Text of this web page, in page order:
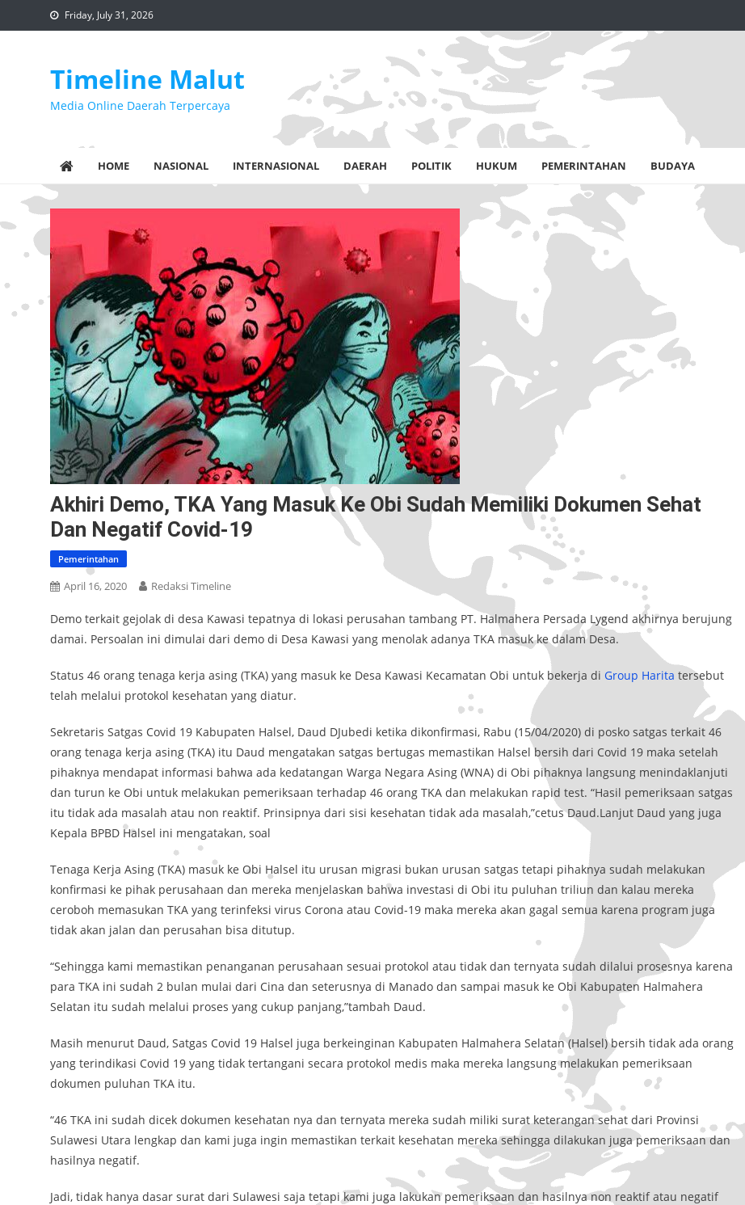
to
Friday, July 31, 2026
Timeline Malut
Media Online Daerah Terpercaya
HOME NASIONAL INTERNASIONAL DAERAH POLITIK HUKUM PEMERINTAHAN BUDAYA
Akhiri Demo, TKA Yang Masuk Ke Obi Sudah Memiliki Dokumen Sehat
Dan Negatif Covid-19
Pemerintahan
April 16, 2020 Redaksi Timeline
Demo terkait gejolak di desa Kawasi tepatnya di lokasi perusahan tambang PT. Halmahera Persada Lygend akhirnya berujung
damai. Persoalan ini dimulai dari demo di Desa Kawasi yang menolak adanya TKA masuk ke dalam Desa.
Status 46 orang tenaga kerja asing (TKA) yang masuk ke Desa Kawasi Kecamatan Obi untuk bekerja di Group Harita tersebut
telah melalui protokol kesehatan yang diatur.
Sekretaris Satgas Covid 19 Kabupaten Halsel, Daud DJubedi ketika dikonfirmasi, Rabu (15/04/2020) di posko satgas terkait 46
orang tenaga kerja asing (TKA) itu Daud mengatakan satgas bertugas memastikan Halsel bersih dari Covid 19 maka setelah
pihaknya mendapat informasi bahwa ada kedatangan Warga Negara Asing (WNA) di Obi pihaknya langsung menindaklanjuti
dan turun ke Obi untuk melakukan pemeriksaan terhadap 46 orang TKA dan melakukan rapid test. “Hasil pemeriksaan satgas
itu tidak ada masalah atau non reaktif. Prinsipnya dari sisi kesehatan tidak ada masalah,”cetus Daud.Lanjut Daud yang juga
Kepala BPBD Halsel ini mengatakan, soal
Tenaga Kerja Asing (TKA) masuk ke Obi Halsel itu urusan migrasi bukan urusan satgas tetapi pihaknya sudah melakukan
konfirmasi ke pihak perusahaan dan mereka menjelaskan bahwa investasi di Obi itu puluhan triliun dan kalau mereka
ceroboh memasukan TKA yang terinfeksi virus Corona atau Covid-19 maka mereka akan gagal semua karena program juga
tidak akan jalan dan perusahan bisa ditutup.
“Sehingga kami memastikan penanganan perusahaan sesuai protokol atau tidak dan ternyata sudah dilalui prosesnya karena
para TKA ini sudah 2 bulan mulai dari Cina dan seterusnya di Manado dan sampai masuk ke Obi Kabupaten Halmahera
Selatan itu sudah melalui proses yang cukup panjang,”tambah Daud.
Masih menurut Daud, Satgas Covid 19 Halsel juga berkeinginan Kabupaten Halmahera Selatan (Halsel) bersih tidak ada orang
yang terindikasi Covid 19 yang tidak tertangani secara protokol medis maka mereka langsung melakukan pemeriksaan
dokumen puluhan TKA itu.
“46 TKA ini sudah dicek dokumen kesehatan nya dan ternyata mereka sudah miliki surat keterangan sehat dari Provinsi
Sulawesi Utara lengkap dan kami juga ingin memastikan terkait kesehatan mereka sehingga dilakukan juga pemeriksaan dan
hasilnya negatif.
Jadi, tidak hanya dasar surat dari Sulawesi saja tetapi kami juga lakukan pemeriksaan dan hasilnya non reaktif atau negatif